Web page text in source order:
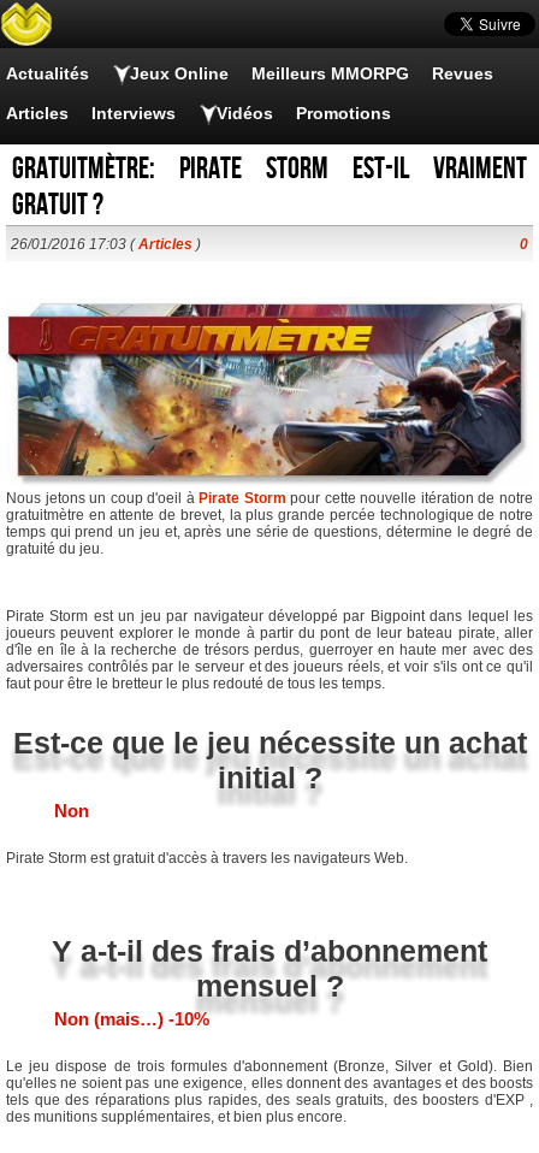
Actualités Jeux Online Meilleurs MMORPG Revues
Articles Interviews Vidéos Promotions
Gratuitmètre: Pirate Storm est-il vraiment
gratuit ?
26/01/2016 17:03 (Articles ) 0
Nous jetons un coup d'oeil à Pirate Storm pour cette nouvelle itération de notre
gratuitmètre en attente de brevet, la plus grande percée technologique de notre
temps qui prend un jeu et, après une série de questions, détermine le degré de
gratuité du jeu.
Pirate Storm est un jeu par navigateur développé par Bigpoint dans lequel les
joueurs peuvent explorer le monde à partir du pont de leur bateau pirate, aller
d'île en île à la recherche de trésors perdus, guerroyer en haute mer avec des
adversaires contrôlés par le serveur et des joueurs réels, et voir s'ils ont ce qu'il
faut pour être le bretteur le plus redouté de tous les temps.
Est-ce que le jeu nécessite un achat
initial ?
Non
Pirate Storm est gratuit d'accès à travers les navigateurs Web.
Y a-t-il des frais d’abonnement
mensuel ?
Non (mais…) -10%
Le jeu dispose de trois formules d'abonnement (Bronze, Silver et Gold). Bien
qu'elles ne soient pas une exigence, elles donnent des avantages et des boosts
tels que des réparations plus rapides, des seals gratuits, des boosters d'EXP ,
des munitions supplémentaires, et bien plus encore.